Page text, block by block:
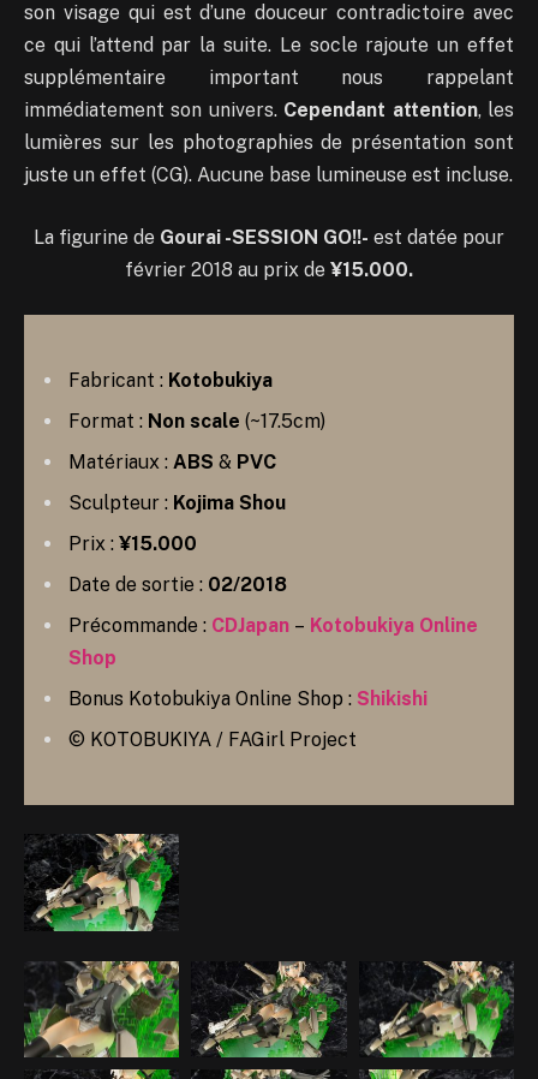
son visage qui est d’une douceur contradictoire avec
ce qui l’attend par la suite. Le socle rajoute un effet
supplémentaire important nous rappelant
immédiatement son univers. Cependant attention, les
lumières sur les photographies de présentation sont
juste un effet (CG). Aucune base lumineuse est incluse.
La figurine de Gourai -SESSION GO!!- est datée pour
février 2018 au prix de ¥15.000.
Fabricant : Kotobukiya
Format : Non scale (~17.5cm)
Matériaux : ABS & PVC
Sculpteur : Kojima Shou
Prix : ¥15.000
Date de sortie : 02/2018
Précommande : CDJapan – Kotobukiya Online
Shop
Bonus Kotobukiya Online Shop : Shikishi
© KOTOBUKIYA / FAGirl Project